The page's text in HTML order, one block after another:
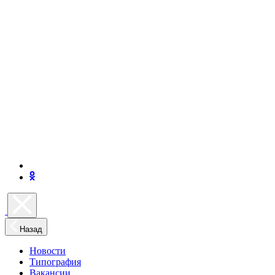
Назад
Новости
Типография
Вакансии